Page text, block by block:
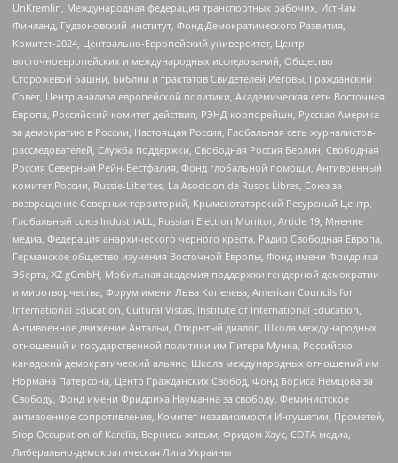
UnKremlin, Международная федерация транспортных рабочих, ИстЧам
Финланд, Гудзоновский институт, Фонд Демократического Развития,
Комитет-2024, Центрально-Европейский университет, Центр
восточноевропейских и международных исследований, Общество
Сторожевой башни, Библии и трактатов Свидетелей Иеговы, Гражданский
Совет, Центр анализа европейской политики, Академическая сеть Восточная
Европа, Российский комитет действия, РЭНД корпорейшн, Русская Америка
за демократию в России, Настоящая Россия, Глобальная сеть журналистов-
расследователей, Служба поддержки, Свободная Россия Берлин, Свободная
Россия Северный Рейн-Вестфалия, Фонд глобальной помощи, Антивоенный
комитет России, Russie-Libertes, La Asocicion de Rusos Libres, Союз за
возвращение Северных территорий, Крымскотатарский Ресурсный Центр,
Глобальный союз IndustriALL, Russian Election Monitor, Article 19, Мнение
медиа, Федерация анархического черного креста, Радио Свободная Европа,
Германское общество изучения Восточной Европы, Фонд имени Фридриха
Эберта, XZ gGmbH, Мобильная академия поддержки гендерной демократии
и миротворчества, Форум имени Льва Копелева, American Councils for
International Education, Cultural Vistas, Institute of International Education,
Антивоенное движение Антальи, Открытый диалог, Школа международных
отношений и государственной политики им Питера Мунка, Российско-
канадский демократический альянс, Школа международных отношений им
Нормана Патерсона, Центр Гражданских Свобод, Фонд Бориса Немцова за
Свободу, Фонд имени Фридриха Науманна за свободу, Феминистское
антивоенное сопротивление, Комитет независимости Ингушетии, Прометей,
Stop Occupation of Karelia, Вернись живым, Фридом Хаус, СОТА медиа,
Либерально-демократическая Лига Украины